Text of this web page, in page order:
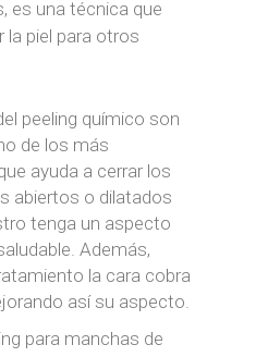
es una técnica que
la piel para otros
peeling químico son
de los más
ayuda a cerrar los
abiertos o dilatados
tenga un aspecto
Además,
la cara cobra
así su aspecto.
para manchas de